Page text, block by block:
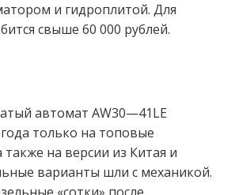
и гидроплитой. Для
свыше 60 000 рублей.
автомат AW30—41LE
только на топовые
на версии из Китая и
варианты шли с механикой.